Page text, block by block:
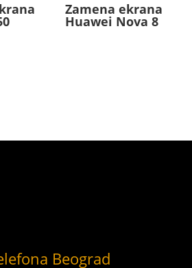
Zamena ekrana
Huawei Nova 8
Beograd